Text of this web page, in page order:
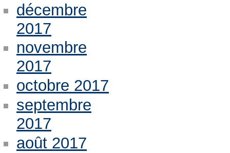
décembre
2017
novembre
2017
octobre 2017
septembre
2017
août 2017